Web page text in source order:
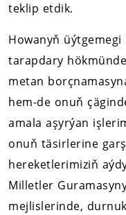
teklip etdik.
Howanyň
tarapdary
metan
hem-de onuň
amala aşyrýan
onuň täsirlerine
hereketlerimiziň
Milletler
mejlislerinde,